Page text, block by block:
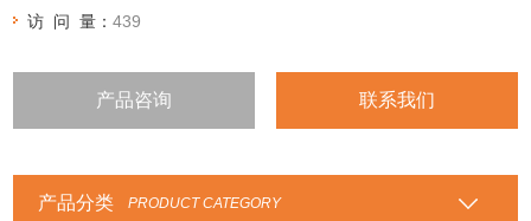
访 问 量：439
产品咨询 联系我们
产品分类 PRODUCT CATEGORY